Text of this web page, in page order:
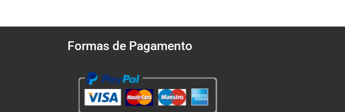
Formas de Pagamento